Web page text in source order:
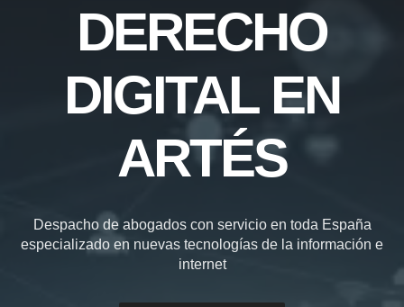
DERECHO
DIGITAL EN
ARTÉS
Despacho de abogados con servicio en toda España
especializado en nuevas tecnologías de la información e
internet